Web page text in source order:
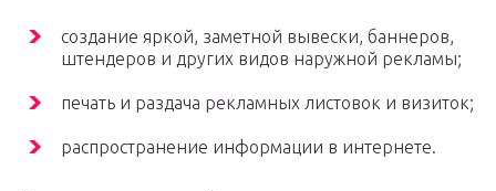
создание яркой, заметной вывески, баннеров,
штендеров и других видов наружной рекламы;
печать и раздача рекламных листовок и визиток;
распространение информации в интернете.